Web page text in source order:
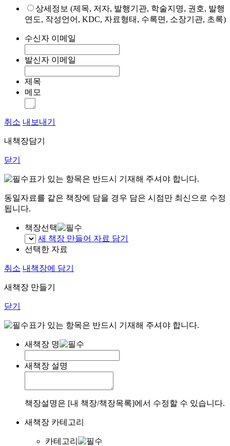
상세정보 (제목, 저자, 발행기관, 학술지명, 권호, 발행
연도, 작성언어, KDC, 자료형태, 수록면, 소장기관, 초록)
수신자 이메일
발신자 이메일
제목
메모
취소 내보내기
내책장담기
닫기
표가 있는 항목은 반드시 기재해 주셔야 합니다.
동일자료를 같은 책장에 담을 경우 담은 시점만 최신으로 수정
됩니다.
책장선택
새 책장 만들어 자료 담기
선택한 자료
취소 내책장에 담기
새책장 만들기
닫기
표가 있는 항목은 반드시 기재해 주셔야 합니다.
새책장 명
새책장 설명
책장설명은 [내 책장/책장목록]에서 수정할 수 있습니다.
새책장 카테고리
카테고리